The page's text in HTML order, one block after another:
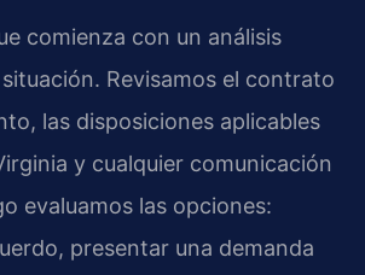
comienza con un análisis
Revisamos el contrato
las disposiciones aplicables
y cualquier comunicación
evaluamos las opciones:
presentar una demanda